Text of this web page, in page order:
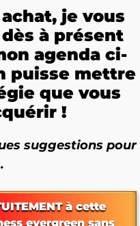
je vous
à présent
agenda ci-
puisse mettre
que vous
!
suggestions pour
à cette
evergreen sans